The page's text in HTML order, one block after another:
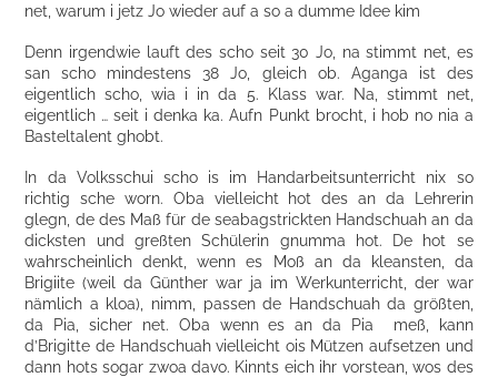
net, warum i jetz Jo wieder auf a so a dumme Idee kim
Denn irgendwie lauft des scho seit 30 Jo, na stimmt net, es
san scho mindestens 38 Jo, gleich ob. Aganga ist des
eigentlich scho, wia i in da 5. Klass war. Na, stimmt net,
eigentlich … seit i denka ka. Aufn Punkt brocht, i hob no nia a
Basteltalent ghobt.
In da Volksschui scho is im Handarbeitsunterricht nix so
richtig sche worn. Oba vielleicht hot des an da Lehrerin
glegn, de des Maß für de seabagstrickten Handschuah an da
dicksten und greßten Schülerin gnumma hot. De hot se
wahrscheinlich denkt, wenn es Moß an da kleansten, da
Brigiite (weil da Günther war ja im Werkunterricht, der war
nämlich a kloa), nimm, passen de Handschuah da größten,
da Pia, sicher net. Oba wenn es an da Pia meß, kann
d’Brigitte de Handschuah vielleicht ois Mützen aufsetzen und
dann hots sogar zwoa davo. Kinnts eich ihr vorstean, wos des